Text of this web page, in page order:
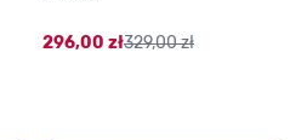
296,00 zł329,00 zł